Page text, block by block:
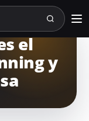
el
y